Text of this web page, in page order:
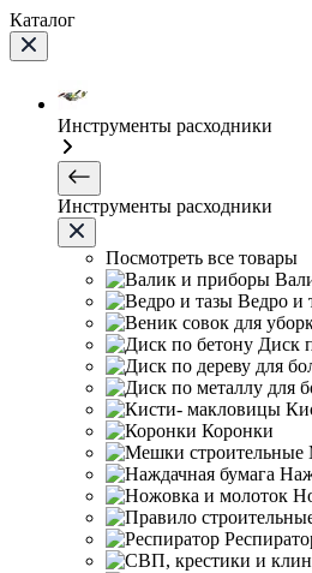
Каталог
Инструменты расходники
Инструменты расходники
Посмотреть все товары
Ведро и
Диск
Коронки